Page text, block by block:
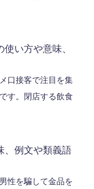
使い方や意味、
口接客で注目を集
す。閉店する飲食
、例文や類義語
性を騙して金品を